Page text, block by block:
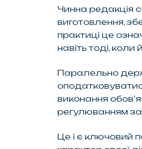
Чинна редакція
виготовлення,
практиці це
навіть тоді, коли
Паралельно
виконання
регулюванням
Це і є ключовий